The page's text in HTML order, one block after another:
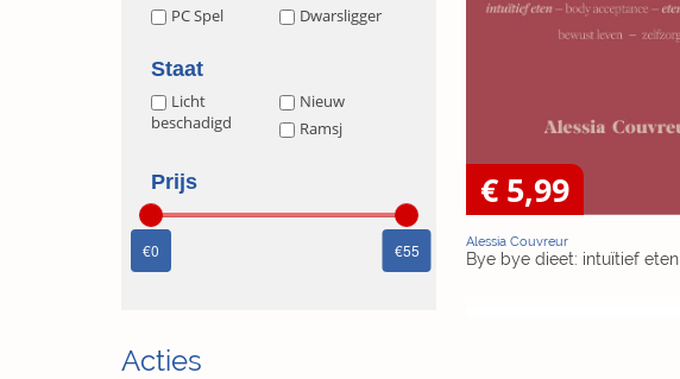
PC Spel
Dwarsligger
Staat
Licht
beschadigd
Nieuw
Ramsj
Prijs
0 55
Acties
€ 5,99
Alessia Couvreur
Bye bye dieet: intuïtief eten